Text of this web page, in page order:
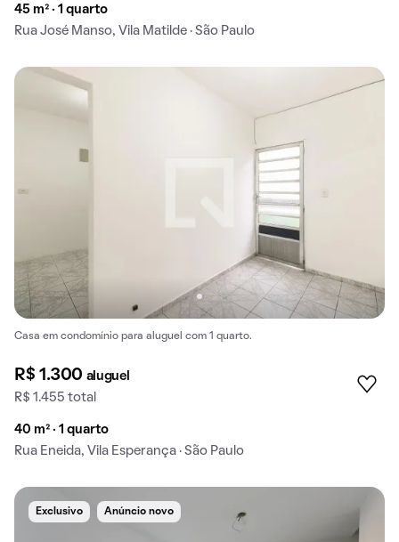
45 m² · 1 quarto
Rua José Manso, Vila Matilde · São Paulo
Casa em condomínio para aluguel com 1 quarto.
R$ 1.300 aluguel
R$ 1.455 total
40 m² · 1 quarto
Rua Eneida, Vila Esperança · São Paulo
Exclusivo Anúncio novo